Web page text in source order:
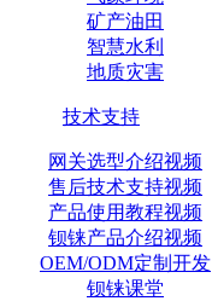
矿产油田
智慧水利
地质灾害
技术支持
网关选型介绍视频
售后技术支持视频
产品使用教程视频
钡铼产品介绍视频
OEM/ODM定制开发
钡铼课堂